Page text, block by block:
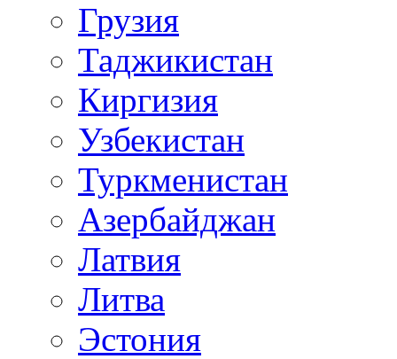
Грузия
Таджикистан
Киргизия
Узбекистан
Туркменистан
Азербайджан
Латвия
Литва
Эстония